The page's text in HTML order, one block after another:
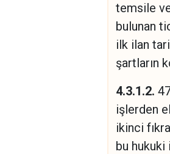
temsile
bulunan
ilk ilan
şartların
4.3.1.2.
işlerden
ikinci
bu